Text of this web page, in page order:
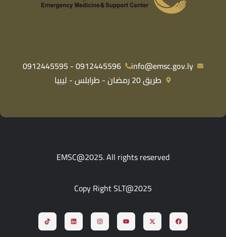
info@emsc.gov.ly
0912445596 - 0912445595
طريق 20 رمضان - طرابلس - ليبيا
EMSC@2025. All rights reserved
Copy Right SLT@2025